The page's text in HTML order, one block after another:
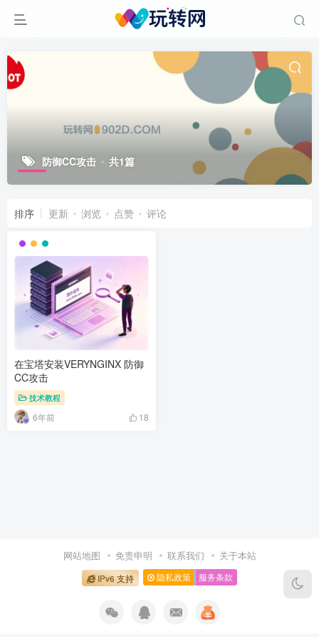
防御CC攻击 共1篇
排序 更新 浏览 点赞 评论
在宝塔安装VERYNGINX 防御
CC攻击
技术教程
6年前 18
网站地图 免责申明 联系我们 关于本站
IPv6 支持 隐私政策 服务条款